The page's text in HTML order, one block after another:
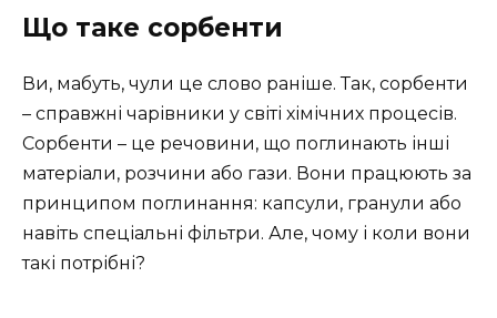
Що таке сорбенти
Ви, мабуть, чули це слово раніше. Так, сорбенти
– справжні чарівники у світі хімічних процесів.
Сорбенти – це речовини, що поглинають інші
матеріали, розчини або гази. Вони працюють за
принципом поглинання: капсули, гранули або
навіть спеціальні фільтри. Але, чому і коли вони
такі потрібні?